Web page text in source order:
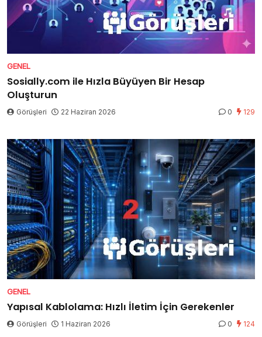
GENEL
Sosially.com ile Hızla Büyüyen Bir Hesap
Oluşturun
Görüşleri 22 Haziran 2026 0 129
GENEL
Yapısal Kablolama: Hızlı İletim İçin Gerekenler
Görüşleri 1 Haziran 2026 0 124